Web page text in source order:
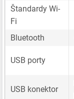
Štandardy Wi-
Fi
Bluetooth
USB porty
USB konektor